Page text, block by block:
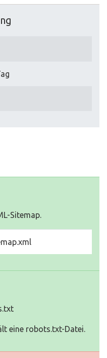
Sitemap.
eine robots.txt-Datei.